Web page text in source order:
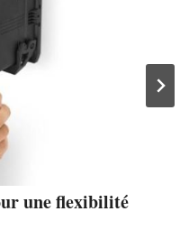
une flexibilité